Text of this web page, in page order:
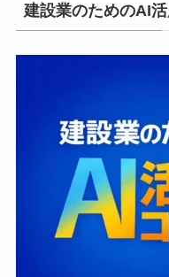
建設業のためのAI